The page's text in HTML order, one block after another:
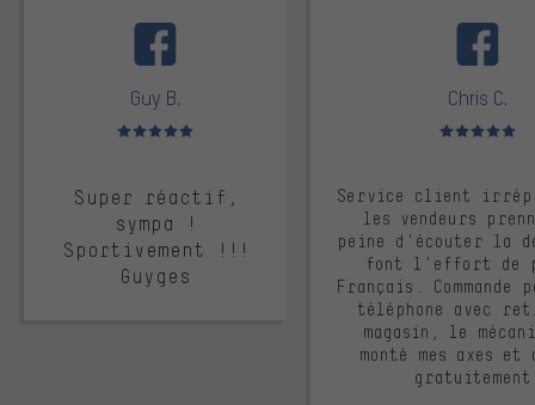
Guy B.
Note moyenne : 5 sur 5
Super réactif,
sympa !
Sportivement !!!
Guyges
Chris C.
Note moyenne :
Service client
les vendeurs
peine d'écouter la
font l'effort de
Français. Commande
téléphone avec
magasin, le
monté mes axes et